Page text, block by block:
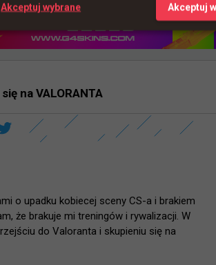
na VALORANTA
o upadku kobiecej sceny CS-a i brakiem
że brakuje mi treningów i rywalizacji. W
do Valoranta i skupieniu się na
Akceptuj wybrane Akceptuj